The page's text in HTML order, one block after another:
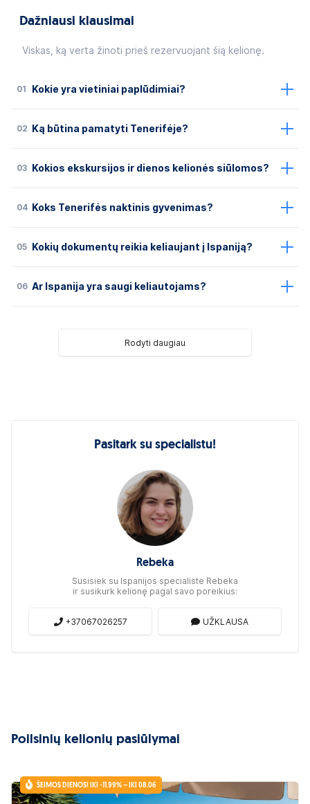
Dažniausi klausimai
Viskas, ką verta žinoti prieš rezervuojant šią kelionę.
01 Kokie yra vietiniai paplūdimiai?
02 Ką būtina pamatyti Tenerifėje?
03 Kokios ekskursijos ir dienos kelionės siūlomos?
04 Koks Tenerifės naktinis gyvenimas?
05 Kokių dokumentų reikia keliaujant į Ispaniją?
06 Ar Ispanija yra saugi keliautojams?
Rodyti daugiau
Pasitark su specialistu!
Rebeka
Susisiek su Ispanijos specialiste Rebeka
ir susikurk kelionę pagal savo poreikius:
+37067026257 UŽKLAUSA
Poilsinių kelionių pasiūlymai
ŠEIMOS DIENOS! IKI -11.99% – IKI 08.06